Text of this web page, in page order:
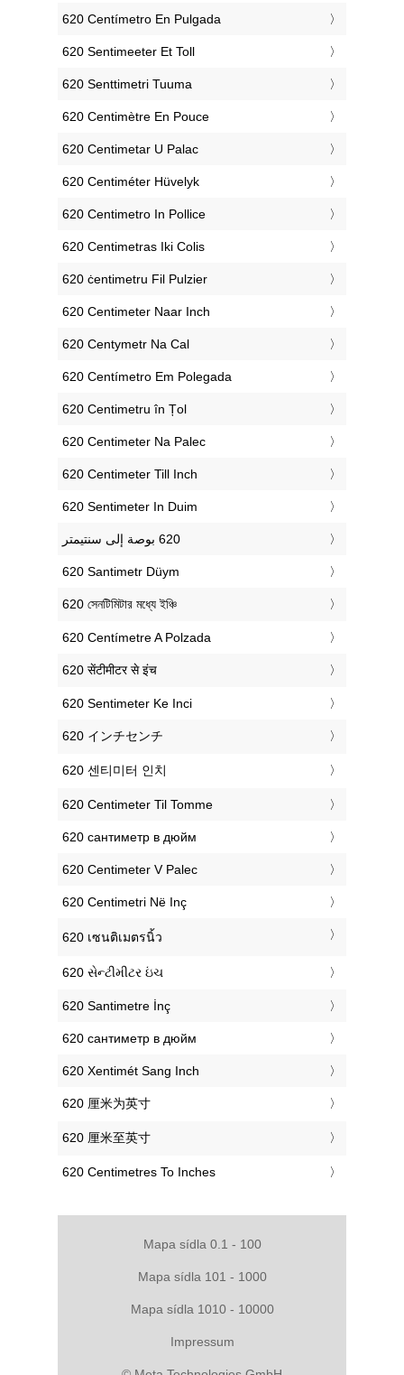
‎620 Centímetro En Pulgada
‎620 Sentimeeter Et Toll
‎620 Senttimetri Tuuma
‎620 Centimètre En Pouce
‎620 Centimetar U Palac
‎620 Centiméter Hüvelyk
‎620 Centimetro In Pollice
‎620 Centimetras Iki Colis
‎620 ċentimetru Fil Pulzier
‎620 Centimeter Naar Inch
‎620 Centymetr Na Cal
‎620 Centímetro Em Polegada
‎620 Centimetru în Țol
‎620 Centimeter Na Palec
‎620 Centimeter Till Inch
‎620 Sentimeter In Duim
‎620 Santimetr Düym
‎620 সেনটিমিটার মধ্যে ইঞ্চি
‎620 Centímetre A Polzada
‎620 सेंटीमीटर से इंच
‎620 Sentimeter Ke Inci
‎620 インチセンチ
‎620 센티미터 인치
‎620 Centimeter Til Tomme
‎620 сантиметр в дюйм
‎620 Centimeter V Palec
‎620 Centimetri Në Inç
‎620 เซนติเมตรนิ้ว
‎620 સેન્ટીમીટર ઇંચ
‎620 Santimetre İnç
‎620 сантиметр в дюйм
‎620 Xentimét Sang Inch
‎620 厘米为英寸
‎620 厘米至英寸
‎620 Centimetres To Inches
Mapa sídla 0.1 - 100
Mapa sídla 101 - 1000
Mapa sídla 1010 - 10000
Impressum